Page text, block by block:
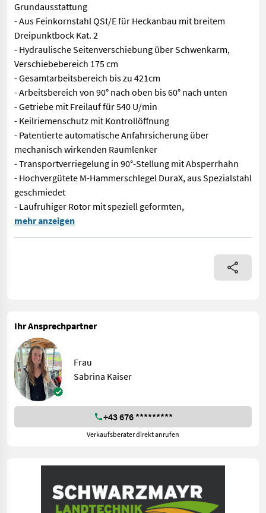
Grundausstattung
- Aus Feinkornstahl QSt/E für Heckanbau mit breitem
Dreipunktbock Kat. 2
- Hydraulische Seitenverschiebung über Schwenkarm,
Verschiebebereich 175 cm
- Gesamtarbeitsbereich bis zu 421cm
- Arbeitsbereich von 90° nach oben bis 60° nach unten
- Getriebe mit Freilauf für 540 U/min
- Keilriemenschutz mit Kontrollöffnung
- Patentierte automatische Anfahrsicherung über
mechanisch wirkenden Raumlenker
- Transportverriegelung in 90°-Stellung mit Absperrhahn
- Hochvergütete M-Hammerschlegel DuraX, aus Spezialstahl
geschmiedet
- Laufruhiger Rotor mit speziell geformten,
Nr. 71025 Müthing MU-ALPIN S 220 Vario Heck-
mehr anzeigen
Ihr Ansprechpartner
Frau
Sabrina Kaiser
+43 676 *********
Verkaufsberater direkt anrufen